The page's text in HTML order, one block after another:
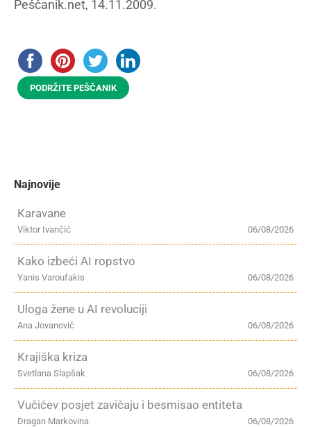
Peščanik.net, 14.11.2009.
PODRŽITE PEŠČANIK
Najnovije
Karavane
06/08/2026
Viktor Ivančić
Kako izbeći AI ropstvo
06/08/2026
Yanis Varoufakis
Uloga žene u AI revoluciji
06/08/2026
Ana Jovanović
Krajiška kriza
06/08/2026
Svetlana Slapšak
Vučićev posjet zavičaju i besmisao entiteta
06/08/2026
Dragan Markovina